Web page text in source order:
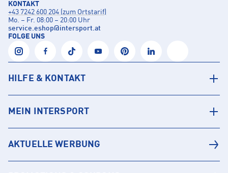
KONTAKT
+43 7242 600 204 (zum Ortstarif)
Mo. – Fr. 08:00 – 20:00 Uhr
service.eshop@intersport.at
FOLGE UNS
HILFE & KONTAKT
MEIN INTERSPORT
AKTUELLE WERBUNG